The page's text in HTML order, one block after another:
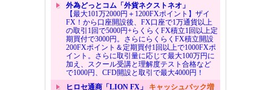
外為どっとコム「外貨ネクストネオ」
【最大101万2000円＋1200FXポイント】ザイ
FX！から口座開設後、FX口座で1万通貨以上
の取引1回で5000円+らくらくFX積立1回以上定
期買付で3000円。さらにらくらくFX積立開設
200FXポイント＆定期買付1回以上で1000FXポ
イント。さらに取引量に応じて最大100万円に
加え、スクール受講と理解度テスト合格など
で1000円、CFD開設と取引で最大4000円！
ヒロセ通商「LION FX」 キャッシュバック増